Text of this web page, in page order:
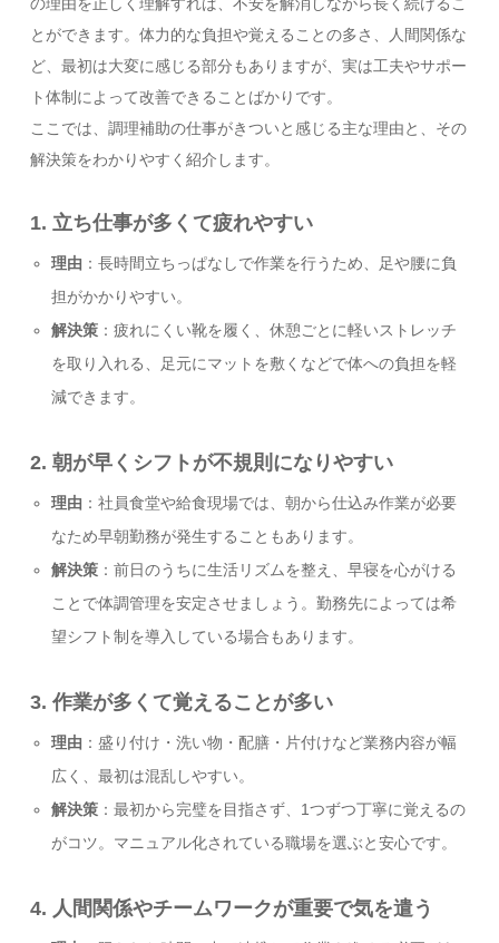
とができます。体力的な負担や覚えることの多さ、人間関係な
ど、最初は大変に感じる部分もありますが、実は工夫やサポー
ト体制によって改善できることばかりです。
ここでは、調理補助の仕事がきついと感じる主な理由と、その
解決策をわかりやすく紹介します。
1. 立ち仕事が多くて疲れやすい
理由 ：長時間立ちっぱなしで作業を行うため、足や腰に負
担がかかりやすい。
解決策：疲れにくい靴を履く、休憩ごとに軽いストレッチ
を取り入れる、足元にマットを敷くなどで体への負担を軽
減できます。
2.朝が早くシフトが不規則になりやすい
理由 ：社員食堂や給食現場では、朝から仕込み作業が必要
なため早朝勤務が発生することもあります。
解決策：前日のうちに生活リズムを整え、早寝を心がける
ことで体調管理を安定させましょう。勤務先によっては希
望シフト制を導入している場合もあります。
3.作業が多くて覚えることが多い
理由 ：盛り付け・洗い物・配膳・片付けなど業務内容が幅
広く、最初は混乱しやすい。
解決策：最初から完璧を目指さず、1つずつ丁寧に覚えるの
がコツ。マニュアル化されている職場を選ぶと安心です。
4. 人間関係やチームワークが重要で気を遣う